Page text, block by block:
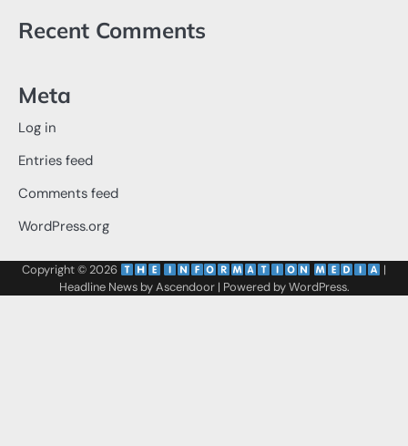
Recent Comments
Meta
Log in
Entries feed
Comments feed
WordPress.org
Copyright © 2026
|
Headline News byAscendoor| Powered byWordPress.